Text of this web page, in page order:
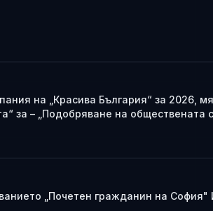
на „Красива България“ за 2026,
за – „Подобряване на обществената
„Почетен гражданин на София"